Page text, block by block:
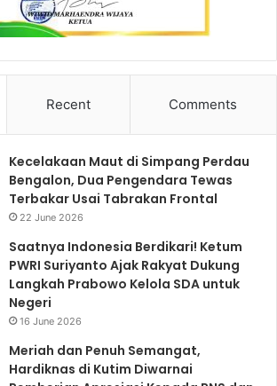
Recent Comments
Kecelakaan Maut di Simpang Perdau
Bengalon, Dua Pengendara Tewas
Terbakar Usai Tabrakan Frontal
22 June 2026
Saatnya Indonesia Berdikari! Ketum
PWRI Suriyanto Ajak Rakyat Dukung
Langkah Prabowo Kelola SDA untuk
Negeri
16 June 2026
Meriah dan Penuh Semangat,
Hardiknas di Kutim Diwarnai